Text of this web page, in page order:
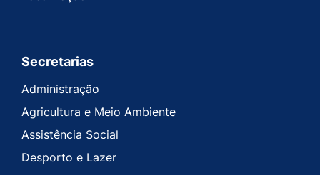
Secretarias
Administração
Agricultura e Meio Ambiente
Assistência Social
Desporto e Lazer